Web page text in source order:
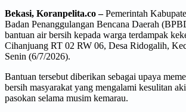
Bekasi, Koranpelita.co –Pemerintah
Badan Penanggulangan Bencana Daerah
bantuan air bersih kepada warga terdampak
Cihanjuang RT 02 RW 06, Desa Ridogalih,
Senin (6/7/2026).
Bantuan tersebut diberikan sebagai upaya
bersih masyarakat yang mengalami kesulitan
pasokan selama musim kemarau.